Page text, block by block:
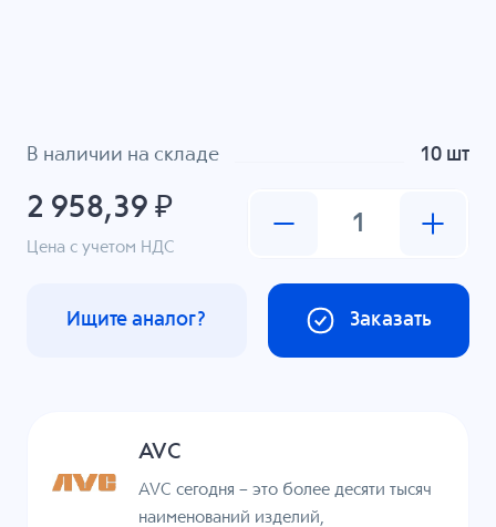
В наличии на складе 10 шт
2 958,39 ₽
Цена с учетом НДС
Заказать
Ищите аналог?
AVC
AVC сегодня – это более десяти тысяч
наименований изделий,